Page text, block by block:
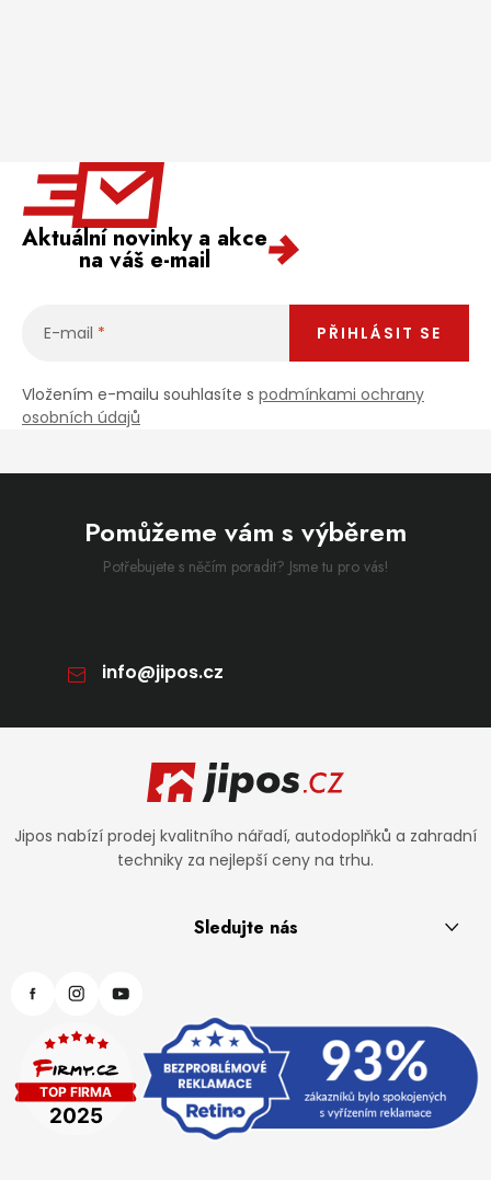
Aktuální novinky a akce
na váš e-mail
E-mail
Vložením e-mailu souhlasíte s podmínkami ochrany
osobních údajů
PŘIHLÁSIT SE
Pomůžeme vám s výběrem
Potřebujete s něčím poradit? Jsme tu pro vás!
info@jipos.cz
Zápatí
Jipos nabízí prodej kvalitního nářadí, autodoplňků a zahradní
techniky za nejlepší ceny na trhu.
Sledujte nás